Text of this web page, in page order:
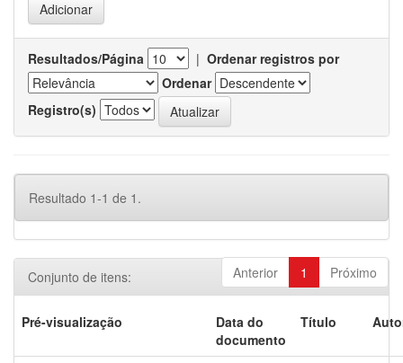
Resultados/Página | Ordenar registros por
Ordenar
Registro(s)
Resultado 1-1 de 1.
Anterior 1 Próximo
Conjunto de itens:
Pré-visualização
Data do
documento
Título